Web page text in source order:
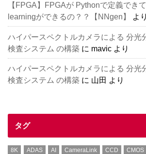
【FPGA】FPGAが Pythonで定義でき
learningができるの？？【NNgen】
より
ハイパースペクトルカメラによる 分光
検査システム の構築 に mavic より
ハイパースペクトルカメラによる 分光
検査システム の構築 に 山田 より
タグ
8K ADAS AI CameraLink CCD CMOS